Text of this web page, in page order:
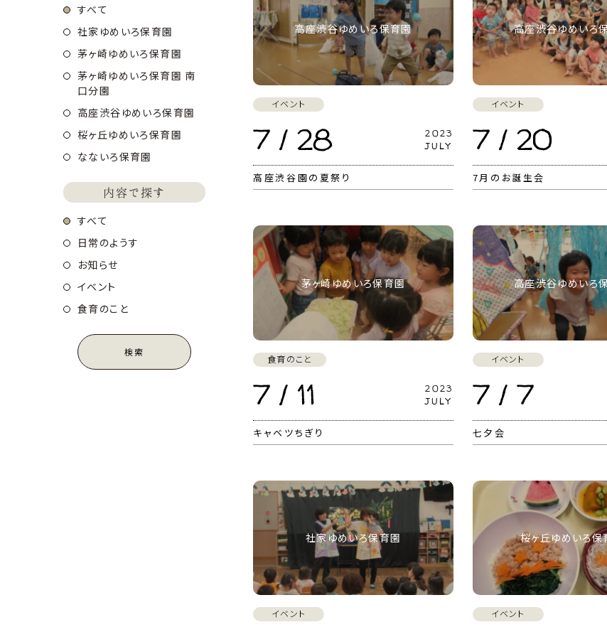
高座渋谷ゆめいろ保育園
イベント
7 / 28
2023
JULY
高座渋谷園の夏祭り
高座渋谷ゆめいろ
イベント
7 / 20
7月のお誕生会
茅ヶ崎ゆめいろ保育園
食育のこと
7 / 11
2023
JULY
キャベツちぎり
高座渋谷ゆめいろ
イベント
7 / 7
七夕会
社家ゆめいろ保育園
イベント
桜ヶ丘ゆめいろ保
イベント
すべて
社家ゆめいろ保育園
茅ヶ崎ゆめいろ保育園
茅ヶ崎ゆめいろ保育園 南
口分園
高座渋谷ゆめいろ保育園
桜ヶ丘ゆめいろ保育園
なないろ保育園
内容で探す
すべて
日常のようす
お知らせ
イベント
食育のこと
検索